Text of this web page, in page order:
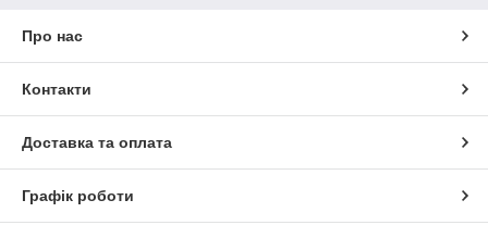
Про нас
Контакти
Доставка та оплата
Графік роботи